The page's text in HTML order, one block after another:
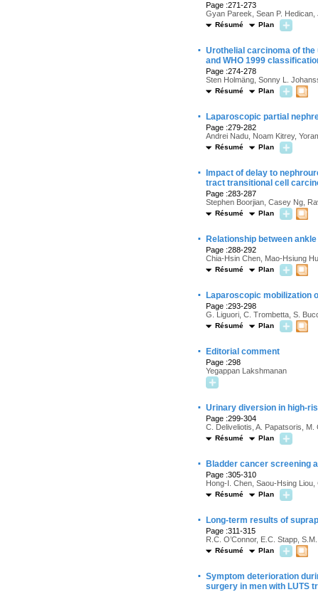
Page :271-273
Gyan Pareek, Sean P.
Résumé Plan
· Urothelial carcinoma of
and WHO 1999
Page :274-278
Sten Holmäng, Sonny L.
Résumé Plan
· Laparoscopic partial
Page :279-282
Andrei Nadu, Noam Kitrey,
Résumé Plan
·
Impact of delay to
tract transitional cell
Page :283-287
Stephen Boorjian, Casey Ng,
Résumé Plan
· Relationship between
Page :288-292
Chia-Hsin Chen, Mao-Hsiung
Résumé Plan
· Laparoscopic mobilization
Page :293-298
G. Liguori, C. Trombetta, S.
Résumé Plan
· Editorial comment
Page :298
Yegappan Lakshmanan
· Urinary diversion in high-
Page :299-304
C. Deliveliotis, A. Papatsoris,
Résumé Plan
· Bladder cancer screening
Page :305-310
Hong-I. Chen, Saou-Hsing
Résumé Plan
· Long-term results of
Page :311-315
R.C. O’Connor, E.C. Stapp,
Résumé Plan
· Symptom deterioration
surgery in men with LUTS